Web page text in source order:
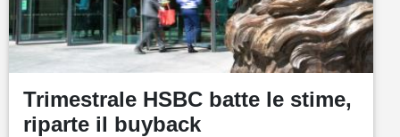
Trimestrale HSBC batte le stime,
riparte il buyback